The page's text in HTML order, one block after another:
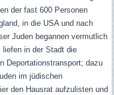
der fast 600 Personen
in die USA und nach
Juden begannen vermutlich
liefen in der Stadt die
Deportationstransport; dazu
im jüdischen
den Hausrat aufzulisten und